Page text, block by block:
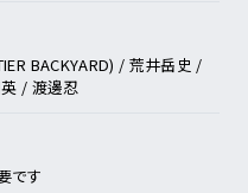
BACKYARD) / 荒井岳史 /
/ 渡邊忍
です